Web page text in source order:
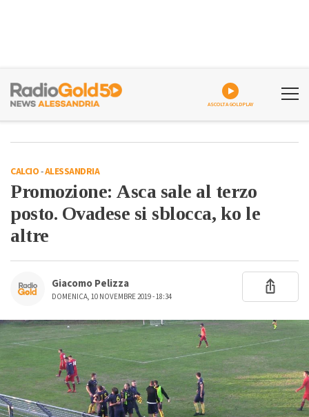
ASCOLTA GOLDPLAY
CALCIO-ALESSANDRIA
Promozione: Asca sale al terzo
posto. Ovadese si sblocca, ko le
altre
Giacomo Pelizza
DOMENICA, 10 NOVEMBRE 2019 - 18:34